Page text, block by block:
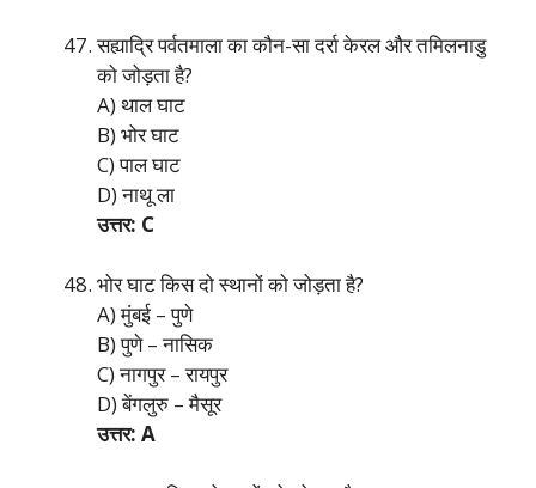
सह्याद्रि पर्वतमाला का कौन-सा दर्रा केरल और तमिलनाडु
को जोड़ता है?
A) थाल घाट
B) भोर घाट
C) पाल घाट
D) नाथू ला
उत्तर: C
भोर घाट किस दो स्थानों को जोड़ता है?
A) मुंबई – पुणे
B) पुणे – नासिक
C) नागपुर – रायपुर
D) बेंगलुरु – मैसूर
उत्तर: A